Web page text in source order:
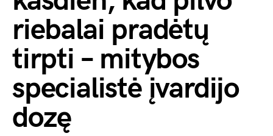
riebalai pradėtų
tirpti – mitybos
specialistė įvardijo
dozę